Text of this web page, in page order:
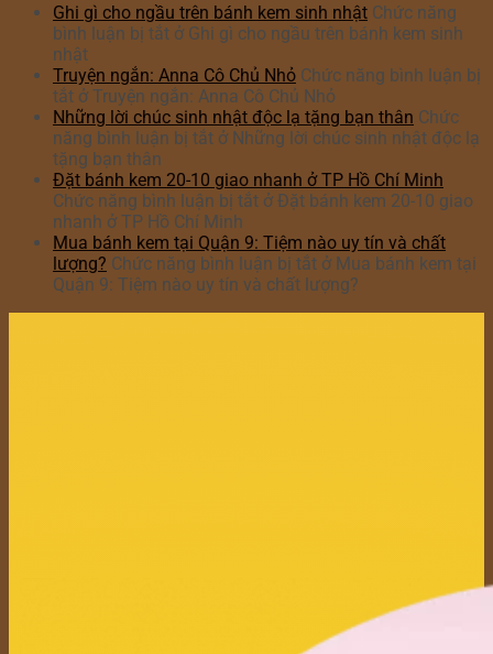
Ghi gì cho ngầu trên bánh kem sinh nhật Chức năng
bình luận bị tắt ở Ghi gì cho ngầu trên bánh kem sinh
nhật
Truyện ngắn: Anna Cô Chủ Nhỏ Chức năng bình luận bị
tắt ở Truyện ngắn: Anna Cô Chủ Nhỏ
Những lời chúc sinh nhật độc lạ tặng bạn thân Chức
năng bình luận bị tắt ở Những lời chúc sinh nhật độc lạ
tặng bạn thân
Đặt bánh kem 20-10 giao nhanh ở TP Hồ Chí Minh
Chức năng bình luận bị tắt ở Đặt bánh kem 20-10 giao
nhanh ở TP Hồ Chí Minh
Mua bánh kem tại Quận 9: Tiệm nào uy tín và chất
lượng? Chức năng bình luận bị tắt ở Mua bánh kem tại
Quận 9: Tiệm nào uy tín và chất lượng?